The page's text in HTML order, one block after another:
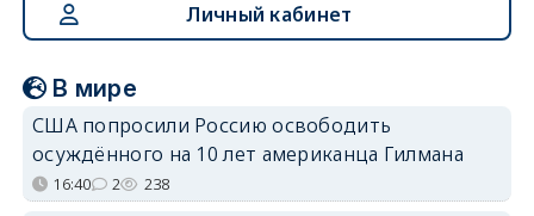
Личный кабинет
В мире
США попросили Россию освободить
осуждённого на 10 лет американца Гилмана
16:40 2 238